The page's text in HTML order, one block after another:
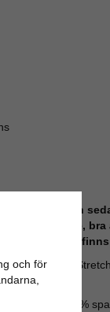
alla tyger och
hög kvalité,
som endast
modell.
polyester 5%
och för